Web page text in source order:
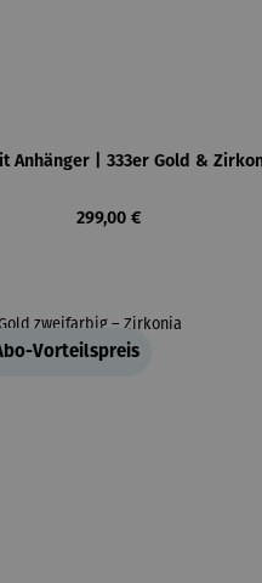
Anhänger | 333er Gold &
Regulärer Preis:
299,00 €
Vorteilspreis